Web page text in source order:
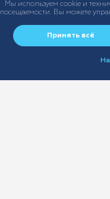
Мы используем cookie и
посещаемости. Вы можете
Принять всё